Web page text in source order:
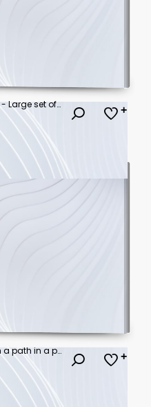
Casual vector people collection - Large set of diverse characters, men and women standing in various poses. Flat design side view vector illustrations on white background
a group of people walking down a path in a park